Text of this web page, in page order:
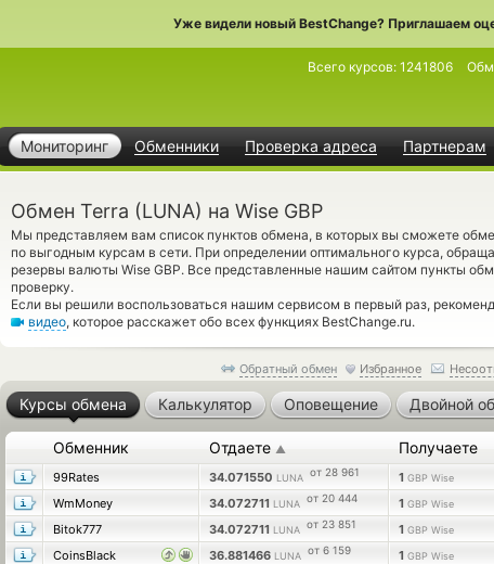
Уже видели новый BestChange? Приглашаем
Мониторинг Обменники Проверка адреса Партнерам
Всего курсов: 1241806
Обмен Terra (LUNA) на Wise GBP
Мы представляем вам список пунктов обмена, в которых вы сможете
по выгодным курсам в сети. При определении оптимального курса,
резервы валюты Wise GBP. Все представленные нашим сайтом пункты
проверку.
Если вы решили воспользоваться нашим сервисом в первый раз,
видео, которое расскажет обо всех функциях BestChange.ru.
Обратный обмен Избранное
Курсы обмена Калькулятор Оповещение Двойной
Обменник Отдаете ▲ Получаете
99Rates 34.071550 LUNA от 28 961 1 GBP Wise
WmMoney
34.072711 LUNA от 20 444 1 GBP Wise
Bitok777
34.072711 LUNA от 23 851 1 GBP Wise
CoinsBlack
36.881466 LUNA от 6 159 1 GBP Wise